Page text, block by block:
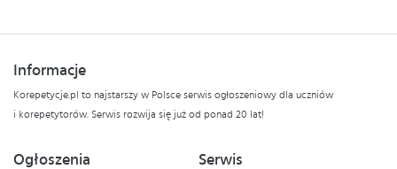
Informacje
Korepetycje.pl to najstarszy w Polsce serwis ogłoszeniowy dla uczniów
i korepetytorów. Serwis rozwija się już od ponad 20 lat!
Ogłoszenia Serwis